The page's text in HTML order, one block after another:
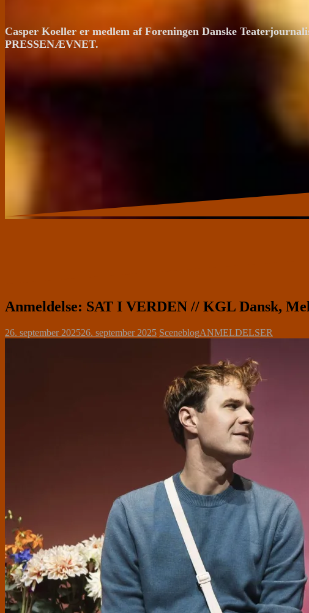
Casper Koeller er medlem af Foreningen Danske
PRESSENÆVNET.
Anmeldelse: SAT I VERDEN // KGL Dansk,
26. september 202526. september 2025 SceneblogANMELDELSER